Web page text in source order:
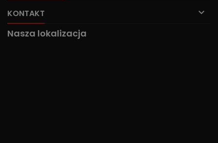
KONTAKT 
Nasza lokalizacja